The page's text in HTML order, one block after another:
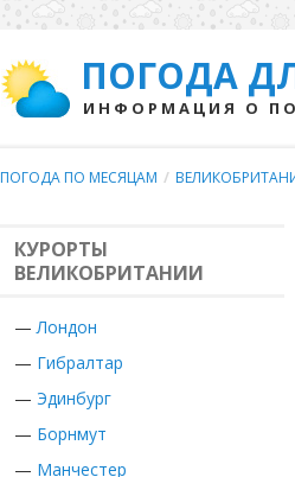
ПОГОДА
ИНФОРМАЦИЯ О
ПОГОДА ПО МЕСЯЦАМ /
КУРОРТЫ
ВЕЛИКОБРИТАНИИ
—Лондон
— Гибралтар
— Эдинбург
— Борнмут
— Манчестер